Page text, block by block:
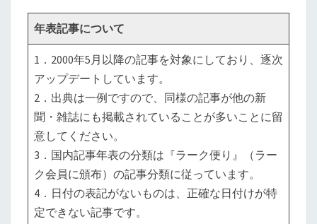
年
（国
年表記事について
1．2000年5月以降の記事を対象にしており、逐次
アップデートしています。
2．出典は一例ですので、同様の記事が他の新
聞・雑誌にも掲載されていることが多いことに留
意してください。
3．国内記事年表の分類は『ラーク便り』（ラー
ク会員に頒布）の記事分類に従っています。
4．日付の表記がないものは、正確な日付けが特
定できない記事です。